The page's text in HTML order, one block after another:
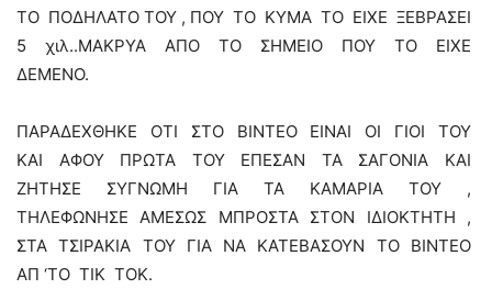
ΤΟ ΠΟΔΗΛΑΤΟ ΤΟΥ , ΠΟΥ ΤΟ ΚΥΜΑ ΤΟ ΕΙΧΕ ΞΕΒΡΑΣΕΙ
5 χιλ..ΜΑΚΡΥΑ ΑΠΟ ΤΟ ΣΗΜΕΙΟ ΠΟΥ ΤΟ ΕΙΧΕ
ΔΕΜΕΝΟ.
ΠΑΡΑΔΕΧΘΗΚΕ ΟΤΙ ΣΤΟ ΒΙΝΤΕΟ ΕΙΝΑΙ ΟΙ ΓΙΟΙ ΤΟΥ
ΚΑΙ ΑΦΟΥ ΠΡΩΤΑ ΤΟΥ ΕΠΕΣΑΝ ΤΑ ΣΑΓΟΝΙΑ ΚΑΙ
ΖΗΤΗΣΕ ΣΥΓΝΩΜΗ ΓΙΑ ΤΑ ΚΑΜΑΡΙΑ ΤΟΥ ,
ΤΗΛΕΦΩΝΗΣΕ ΑΜΕΣΩΣ ΜΠΡΟΣΤΑ ΣΤΟΝ ΙΔΙΟΚΤΗΤΗ ,
ΣΤΑ ΤΣΙΡΑΚΙΑ ΤΟΥ ΓΙΑ ΝΑ ΚΑΤΕΒΑΣΟΥΝ ΤΟ ΒΙΝΤΕΟ
ΑΠ ‘ΤΟ ΤΙΚ ΤΟΚ.